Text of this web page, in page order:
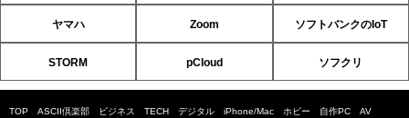
ヤマハ Zoom ソフトバンクのIoT
STORM pCloud ソフクリ
TOP ASCII倶楽部 ビジネス TECH デジタル iPhone/Mac ホビー 自作PC AV